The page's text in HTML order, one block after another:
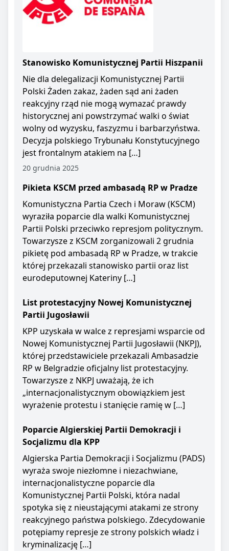
Stanowisko Komunistycznej Partii Hiszpanii
Nie dla delegalizacji Komunistycznej Partii
Polski Żaden zakaz, żaden sąd ani żaden
reakcyjny rząd nie mogą wymazać prawdy
historycznej ani powstrzymać walki o świat
wolny od wyzysku, faszyzmu i barbarzyństwa.
Decyzja polskiego Trybunału Konstytucyjnego
jest frontalnym atakiem na […]
20 grudnia 2025
Pikieta KSCM przed ambasadą RP w Pradze
Komunistyczna Partia Czech i Moraw (KSCM)
wyraziła poparcie dla walki Komunistycznej
Partii Polski przeciwko represjom politycznym.
Towarzysze z KSCM zorganizowali 2 grudnia
pikietę pod ambasadą RP w Pradze, w trakcie
której przekazali stanowisko partii oraz list
eurodeputownej Kateriny […]
List protestacyjny Nowej Komunistycznej
Partii Jugosławii
KPP uzyskała w walce z represjami wsparcie od
Nowej Komunistycznej Partii Jugosławii (NKPJ),
której przedstawiciele przekazali Ambasadzie
RP w Belgradzie oficjalny list protestacyjny.
Towarzysze z NKPJ uważają, że ich
„internacjonalistycznym obowiązkiem jest
wyrażenie protestu i stanięcie ramię w […]
Poparcie Algierskiej Partii Demokracji i
Socjalizmu dla KPP
Algierska Partia Demokracji i Socjalizmu (PADS)
wyraża swoje niezłomne i niezachwiane,
internacjonalistyczne poparcie dla
Komunistycznej Partii Polski, która nadal
spotyka się z nieustającymi atakami ze strony
reakcyjnego państwa polskiego. Zdecydowanie
potępiamy represje ze strony polskich władz i
kryminalizację […]